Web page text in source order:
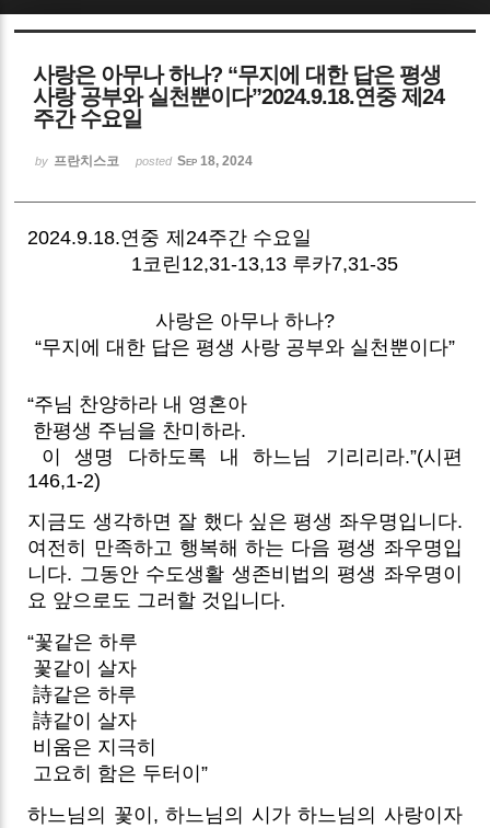
사랑은 아무나 하나? “무지에 대한 답은 평생
사랑 공부와 실천뿐이다”2024.9.18.연중 제24
주간 수요일
by 프란치스코 posted Sep 18, 2024
2024.9.18.연중 제24주간 수요일
1코린12,31-13,13 루카7,31-35
사랑은 아무나 하나?
“무지에 대한 답은 평생 사랑 공부와 실천뿐이다”
“주님 찬양하라 내 영혼아
한평생 주님을 찬미하라.
이 생명 다하도록 내 하느님 기리리라.”(시편
146,1-2)
지금도 생각하면 잘 했다 싶은 평생 좌우명입니다.
여전히 만족하고 행복해 하는 다음 평생 좌우명입
니다. 그동안 수도생활 생존비법의 평생 좌우명이
요 앞으로도 그러할 것입니다.
“꽃같은 하루
꽃같이 살자
詩같은 하루
詩같이 살자
비움은 지극히
고요히 함은 두터이”
하느님의 꽃이, 하느님의 시가 하느님의 사랑이자
Sketchbook5, 스케치북5
Sketchbook5, 스케치북5